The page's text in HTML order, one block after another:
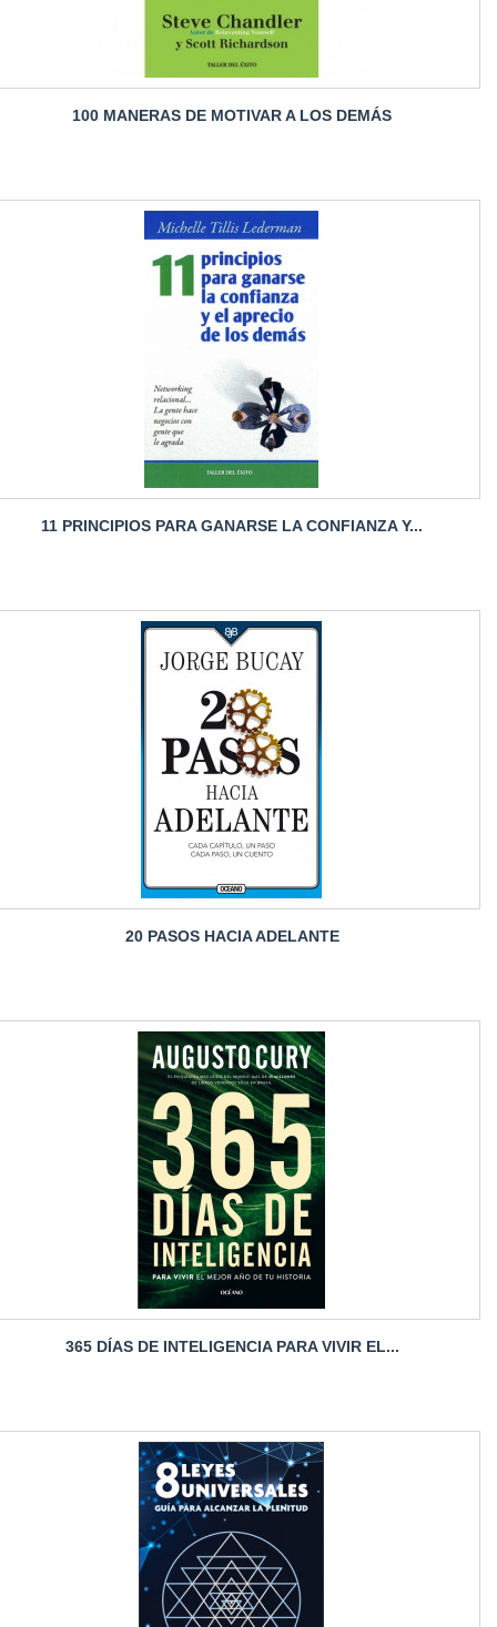
100 MANERAS DE MOTIVAR A LOS DEMÁS
11 PRINCIPIOS PARA GANARSE LA CONFIANZA Y...
20 PASOS HACIA ADELANTE
365 DÍAS DE INTELIGENCIA PARA VIVIR EL...